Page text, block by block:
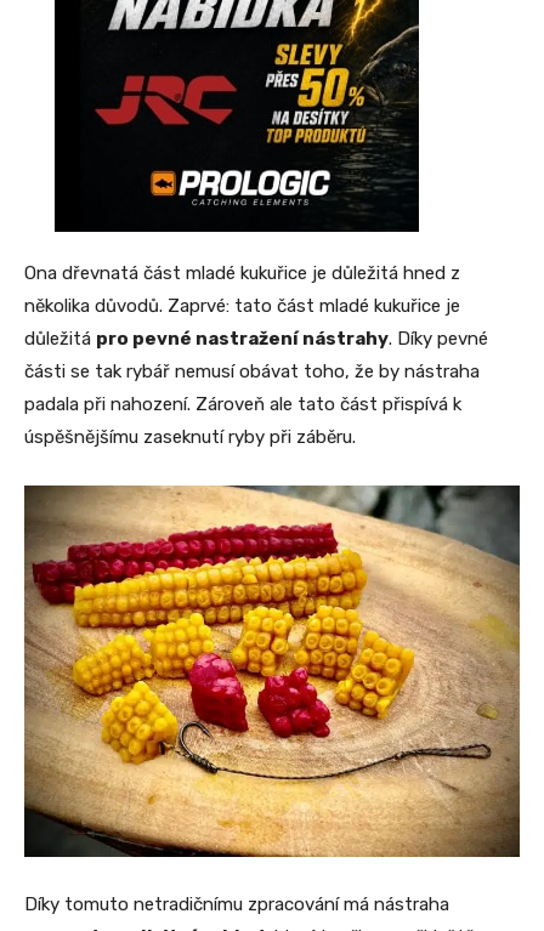
Ona dřevnatá část mladé kukuřice je důležitá hned z
několika důvodů. Zaprvé: tato část mladé kukuřice je
důležitá pro pevné nastražení nástrahy. Díky pevné
části se tak rybář nemusí obávat toho, že by nástraha
padala při nahození. Zároveň ale tato část přispívá k
úspěšnějšímu zaseknutí ryby při záběru.
Díky tomuto netradičnímu zpracování má nástraha